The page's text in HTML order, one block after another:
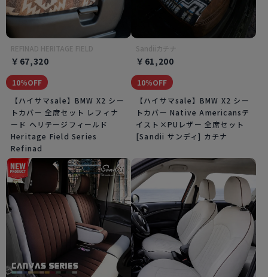
REFINAD HERITAGE FIELD
￥67,320
10％OFF
【ハイサマsale】BMW X2 シー
トカバー 全席セット レフィナ
ード ヘリテージフィールド
Heritage Field Series
Refinad
Sandiiカチナ
￥61,200
10％OFF
【ハイサマsale】BMW X2 シー
トカバー Native Americansテ
イスト×PUレザー 全席セット
[Sandii サンディ] カチナ